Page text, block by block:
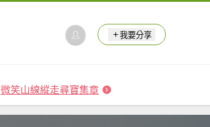
我要分享
微笑山線縱走尋寶集章